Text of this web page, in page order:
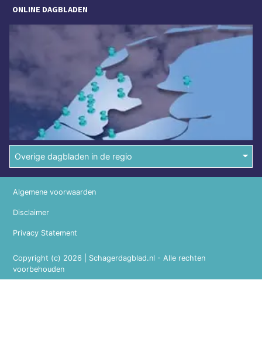
ONLINE DAGBLADEN
Overige dagbladen in de regio
Copyright (c) 2026 | Schagerdagblad.nl - Alle rechten
voorbehouden
Algemene voorwaarden
Disclaimer
Privacy Statement